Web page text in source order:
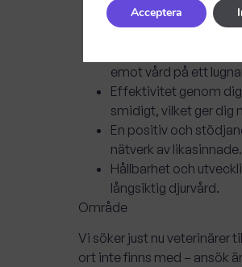
Ansvar och
ett eget polrum –
emot vård på ett
Effektivitet genom
smidigt, vilket ger dig
En positiv och
nätverk av likasinnade.
Hållbarhet och
långsiktig djurvård.
Område
Vi söker just nu veterinärer
ort inte finns med – ansök
Acceptera